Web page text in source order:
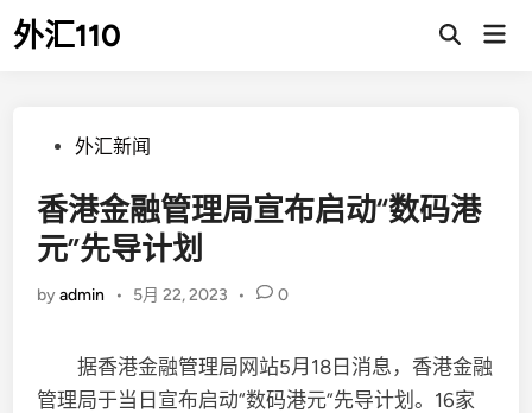
Skip
to外汇110
Open
Posted外汇新闻
香港金融管理局宣布启动“数码港
元”先导计划
byadmin • 5月 22, 2023 • 0
据香港金融管理局网站5月18日消息，香港金融
管理局于当日宣布启动“数码港元”先导计划。16家